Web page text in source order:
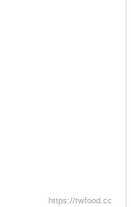
https://twfood.cc